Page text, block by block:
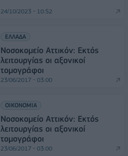
24/10/2023 - 10:52
ΕΛΛΑΔΑ
Νοσοκομείο Αττικόν: Εκτός
λειτουργίας οι αξονικοί
τομογράφοι
23/06/2017 - 03:00
ΟΙΚΟΝΟΜΙΑ
Νοσοκομείο Αττικόν: Εκτός
λειτουργίας οι αξονικοί
τομογράφοι
23/06/2017 - 03:00